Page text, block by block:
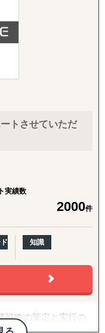
い」
」
が多そうで困ってい
い粒度で分析した
ない」
ョニング戦略が定ま
な規制を把握するの
チャネルを見つけ出
信頼できるサプライ
サンゼルスに現地法
有し、日本側の戦略
の海外進出をご支
工芸品・スポーツ
界は10以上にわたり
がない」中小企業の
でを、日本語で安心
に・何を・どうやっ
ハウが社内にない
う探せばよいかわか
出品・運用のノウ
み方に不安がある
トさせていただ
実績数
2000件
知識
戦略の策定と実行の